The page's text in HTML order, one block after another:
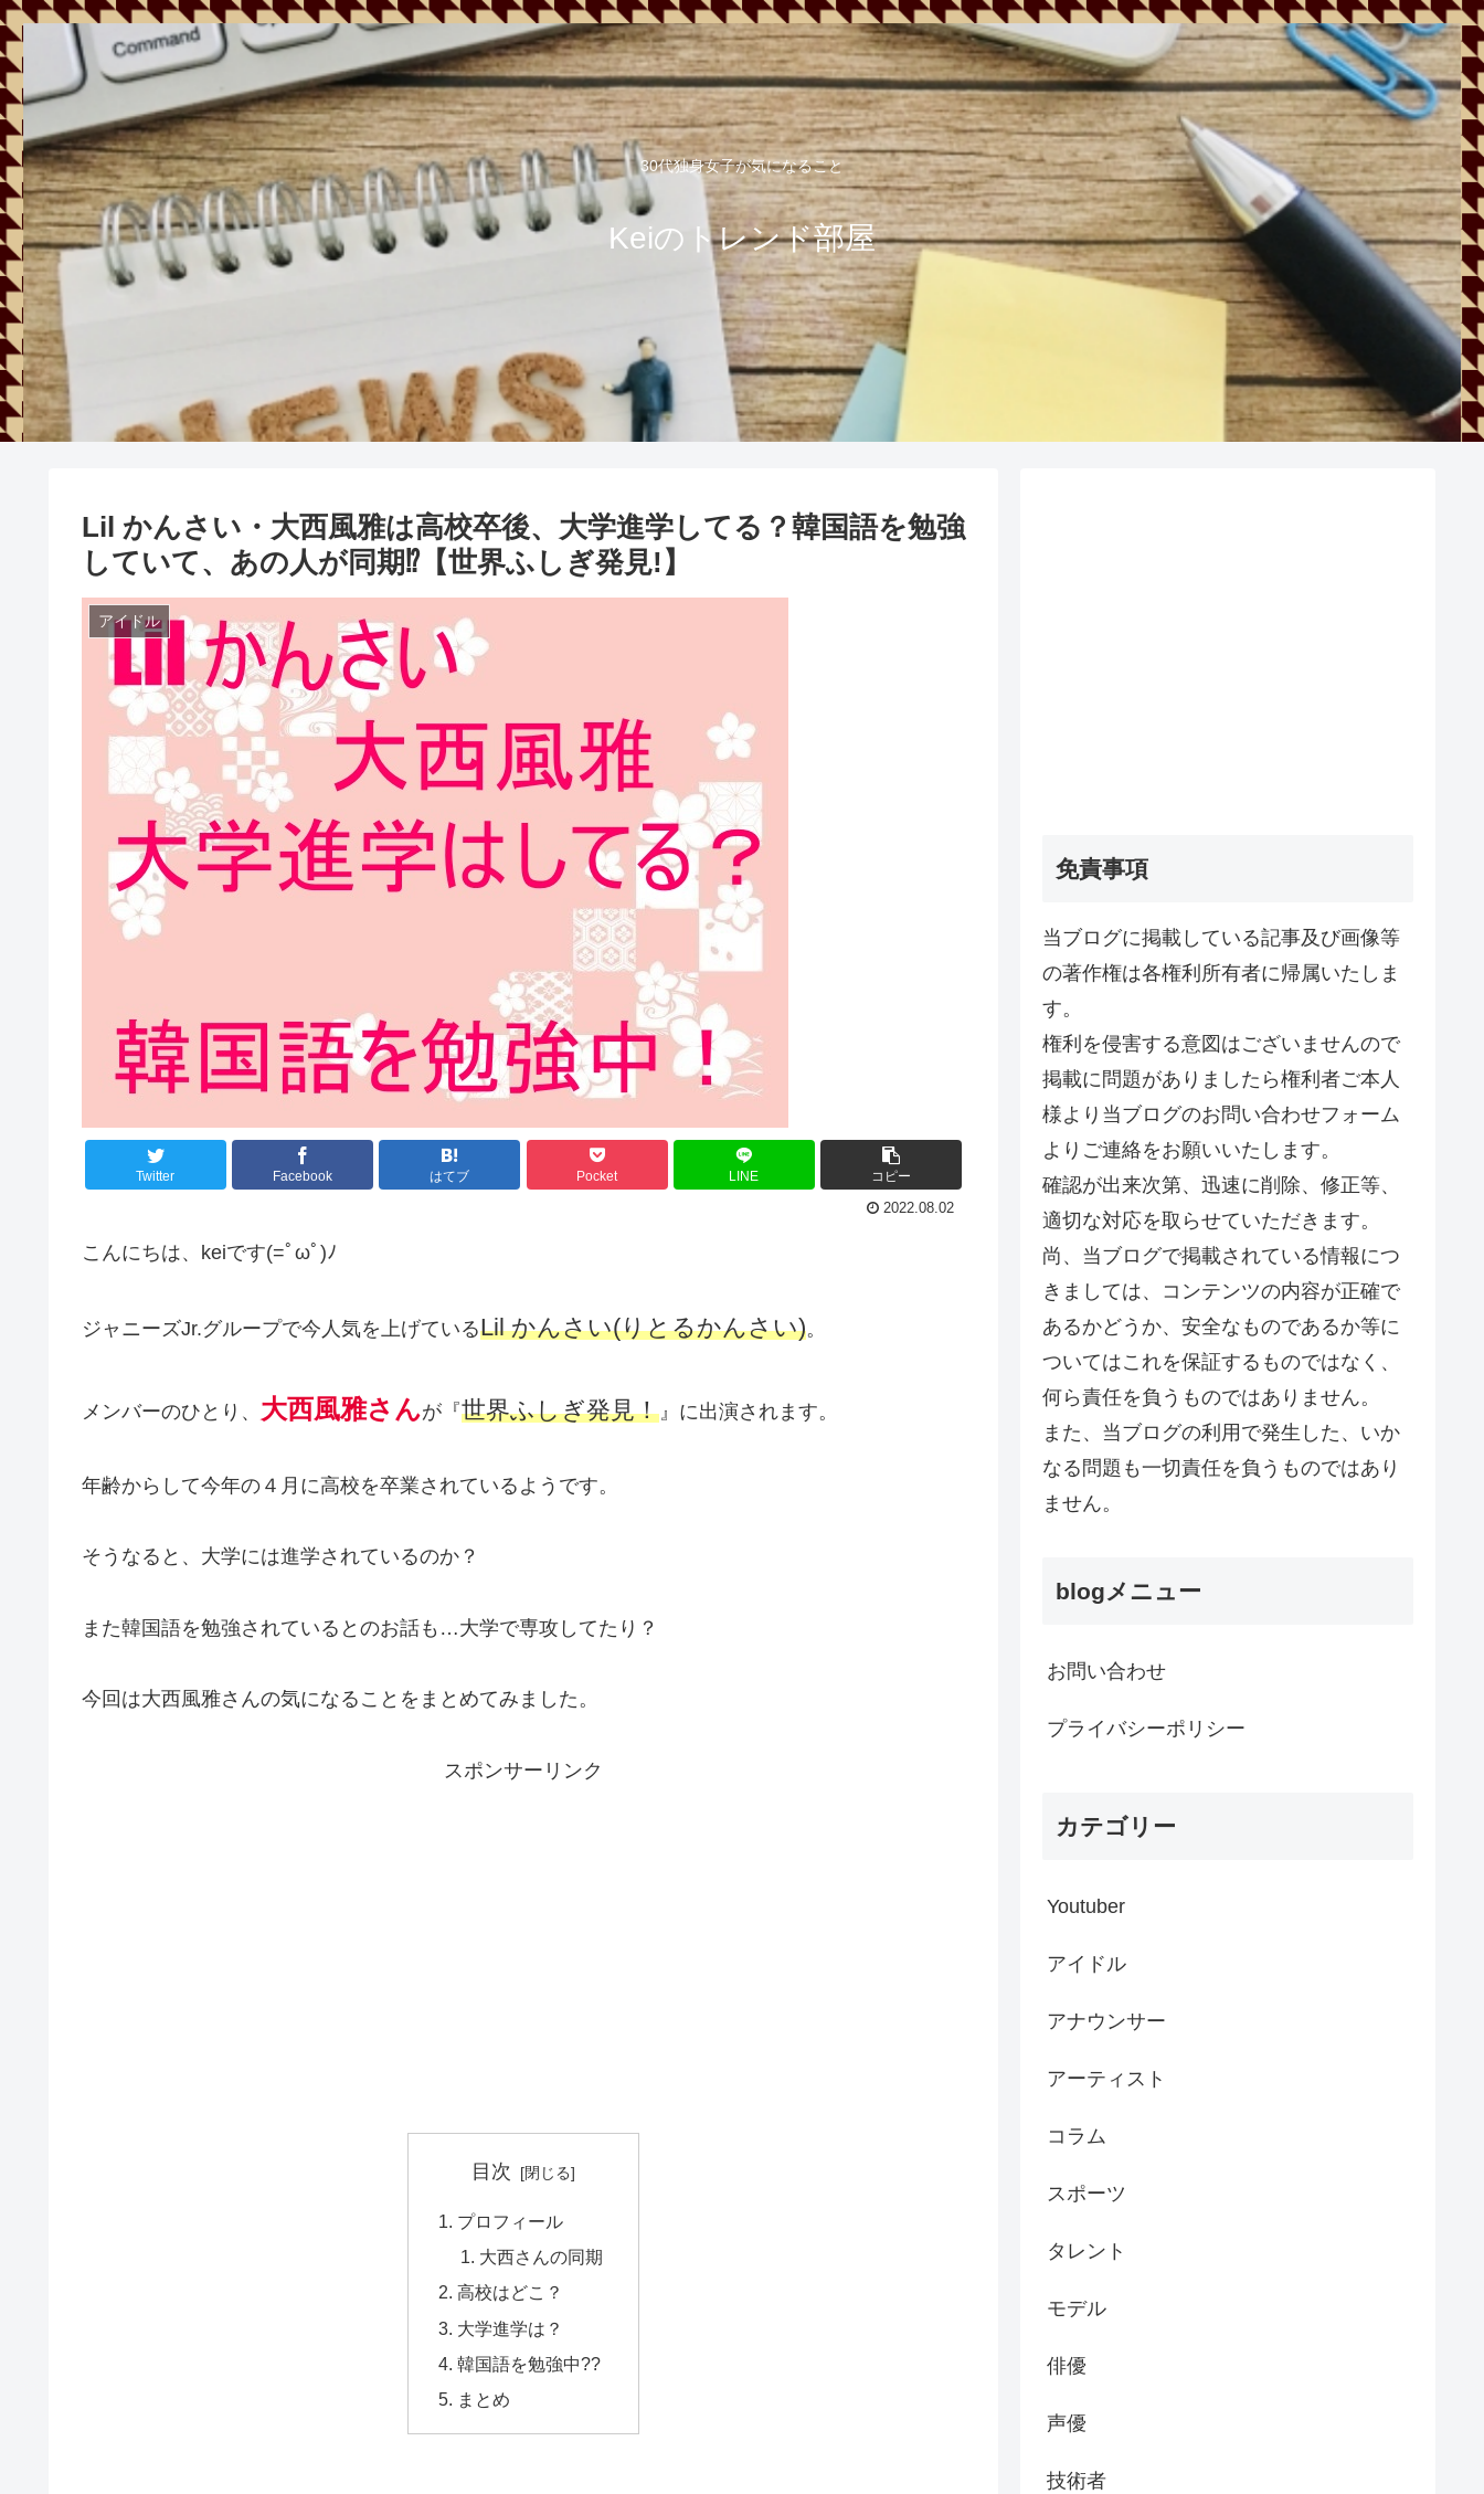
30代独身女子が気になること
Keiのトレンド部屋
Lil かんさい・大西風雅は高校卒後、大学進学してる？韓国語を勉強
していて、あの人が同期⁉︎【世界ふしぎ発見!】
アイドル
Twitter Facebook はてブ Pocket LINE コピー
2022.08.02
こんにちは、keiです(=ﾟωﾟ)ﾉ
ジャニーズJr.グループで今人気を上げているLil かんさい(りとるかんさい)。
メンバーのひとり、 大西風雅さんが『世界ふしぎ発見！ 』に出演されます。
年齢からして今年の４月に高校を卒業されているようです。
そうなると、大学には進学されているのか？
また韓国語を勉強されているとのお話も…大学で専攻してたり？
今回は大西風雅さんの気になることをまとめてみました。
スポンサーリンク
目次
プロフィール
大西さんの同期
高校はどこ？
大学進学は？
韓国語を勉強中??
まとめ
免責事項
当ブログに掲載している記事及び画像等
の著作権は各権利所有者に帰属いたしま
す。
権利を侵害する意図はございませんので
掲載に問題がありましたら権利者ご本人
様より当ブログのお問い合わせフォーム
よりご連絡をお願いいたします。
確認が出来次第、迅速に削除、修正等、
適切な対応を取らせていただきます。
尚、当ブログで掲載されている情報につ
きましては、コンテンツの内容が正確で
あるかどうか、安全なものであるか等に
ついてはこれを保証するものではなく、
何ら責任を負うものではありません。
また、当ブログの利用で発生した、いか
なる問題も一切責任を負うものではあり
ません。
blogメニュー
お問い合わせ
プライバシーポリシー
カテゴリー
Youtuber
アイドル
アナウンサー
アーティスト
コラム
スポーツ
タレント
モデル
俳優
声優
技術者